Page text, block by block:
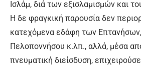
Ισλάμ, διά των εξισλαμισμών και
Η δε φραγκική παρουσία δεν
κατεχόμενα εδάφη των
Πελοποννήσου κ.λπ., αλλά, μέσα
πνευματική διείσδυση,